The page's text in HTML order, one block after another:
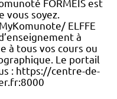
FORMEIS est
vous soyez.
ELFFE
à
à tous vos cours ou
Le portail
: https://centre-de-